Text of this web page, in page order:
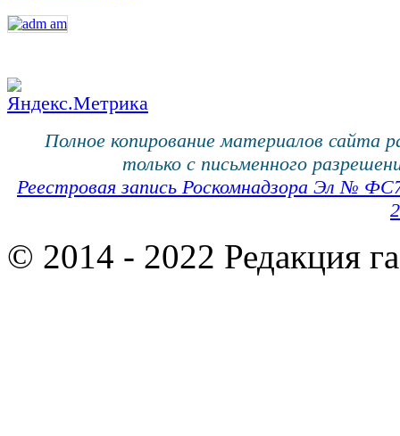
Полное копирование материалов сайта
только с письменного
Реестровая запись Роскомнадзора Эл №
© 2014 - 2022 Редакция